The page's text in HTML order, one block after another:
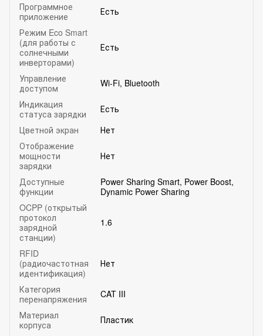
Программное
приложение
Есть
Режим Eco Smart
(для работы с
солнечными
инверторами)
Есть
Управление
доступом
Wi-Fi, Bluetooth
Индикация
статуса зарядки
Есть
Цветной экран
Нет
Отображение
мощности
зарядки
Нет
Доступные
функции
Power Sharing Smart, Power Boost,
Dynamic Power Sharing
OCPP (открытый
протокол
зарядной
станции)
1.6
RFID
(радиочастотная
идентификация)
Нет
Категория
перенапряжения
CAT III
Материал
корпуса
Пластик